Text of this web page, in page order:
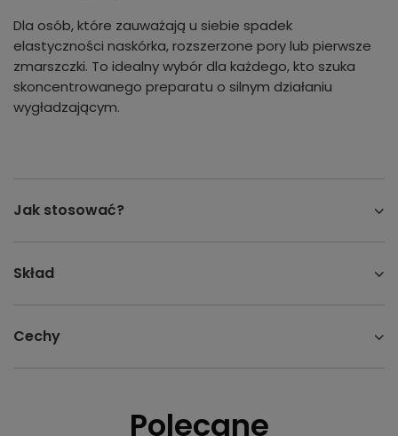
Dla osób, które zauważają u siebie spadek
elastyczności naskórka, rozszerzone pory lub pierwsze
zmarszczki. To idealny wybór dla każdego, kto szuka
skoncentrowanego preparatu o silnym działaniu
wygładzającym.
Jak stosować?
Skład
Cechy
Polecane